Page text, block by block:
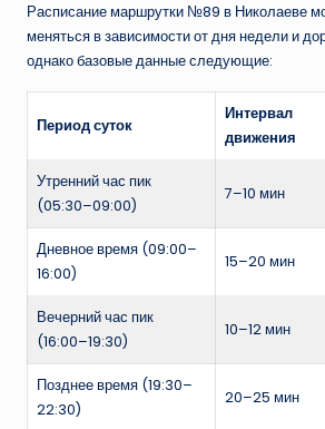
Расписание маршрутки №89 в Николаеве
меняться в зависимости от дня недели и
однако базовые данные следующие:
Период суток
Интервал
движения
Утренний час пик
(05:30–09:00)
7–10 мин
Дневное время (09:00–
16:00)
15–20 мин
Вечерний час пик
(16:00–19:30)
10–12 мин
Позднее время (19:30–
22:30)
20–25 мин